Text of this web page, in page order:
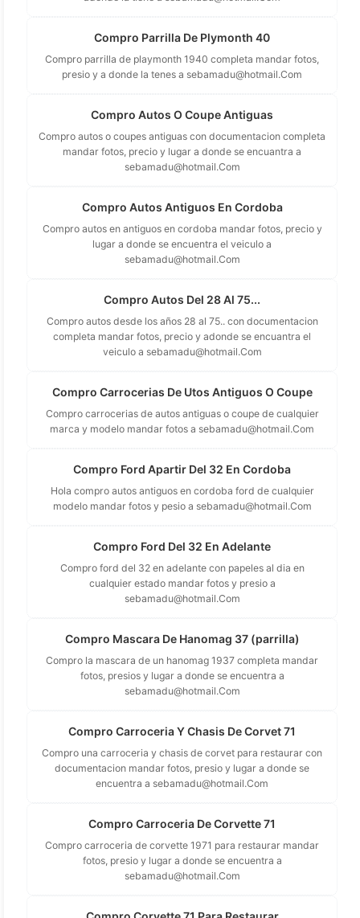
Compro Parrilla De Plymonth 40
Compro parrilla de playmonth 1940 completa mandar fotos,
presio y a donde la tenes a sebamadu@hotmail.Com
Compro Autos O Coupe Antiguas
Compro autos o coupes antiguas con documentacion completa
mandar fotos, precio y lugar a donde se encuantra a
sebamadu@hotmail.Com
Compro Autos Antiguos En Cordoba
Compro autos en antiguos en cordoba mandar fotos, precio y
lugar a donde se encuentra el veiculo a
sebamadu@hotmail.Com
Compro Autos Del 28 Al 75...
Compro autos desde los años 28 al 75.. con documentacion
completa mandar fotos, precio y adonde se encuantra el
veiculo a sebamadu@hotmail.Com
Compro Carrocerias De Utos Antiguos O Coupe
Compro carrocerias de autos antiguas o coupe de cualquier
marca y modelo mandar fotos a sebamadu@hotmail.Com
Compro Ford Apartir Del 32 En Cordoba
Hola compro autos antiguos en cordoba ford de cualquier
modelo mandar fotos y pesio a sebamadu@hotmail.Com
Compro Ford Del 32 En Adelante
Compro ford del 32 en adelante con papeles al dia en
cualquier estado mandar fotos y presio a
sebamadu@hotmail.Com
Compro Mascara De Hanomag 37 (parrilla)
Compro la mascara de un hanomag 1937 completa mandar
fotos, presios y lugar a donde se encuentra a
sebamadu@hotmail.Com
Compro Carroceria Y Chasis De Corvet 71
Compro una carroceria y chasis de corvet para restaurar con
documentacion mandar fotos, presio y lugar a donde se
encuentra a sebamadu@hotmail.Com
Compro Carroceria De Corvette 71
Compro carroceria de corvette 1971 para restaurar mandar
fotos, presio y lugar a donde se encuentra a
sebamadu@hotmail.Com